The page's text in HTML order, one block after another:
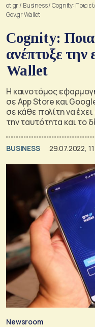
ot.gr/ Business/Cognity: Ποια
Gov.gr Wallet
Cognity: Ποια
ανέπτυξε
Wallet
Η καινοτόμος
σε App Store και
σε κάθε πολίτη να
την ταυτότητα και το
BUSINESS 29.07.2022,
Newsroom